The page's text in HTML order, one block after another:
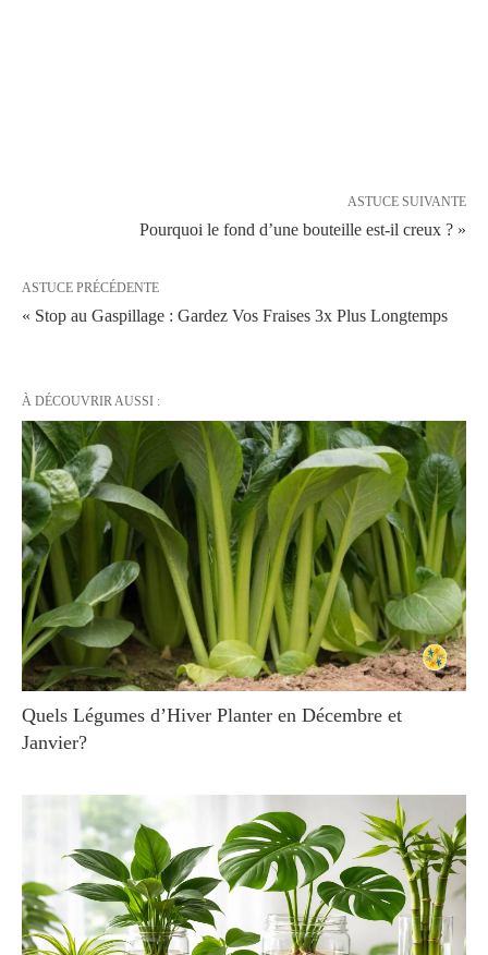
ASTUCE SUIVANTE
Pourquoi le fond d’une bouteille est-il creux ? »
ASTUCE PRÉCÉDENTE
« Stop au Gaspillage : Gardez Vos Fraises 3x Plus Longtemps
À DÉCOUVRIR AUSSI :
Quels Légumes d’Hiver Planter en Décembre et
Janvier?